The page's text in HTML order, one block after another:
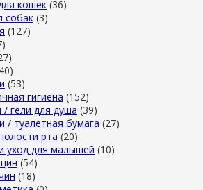
кошек (36)
собак (3)
(127)
(53)
гигиена (152)
гели для душа (39)
/ туалетная бумага (27)
рта (20)
уход для малышей (10)
(54)
(18)